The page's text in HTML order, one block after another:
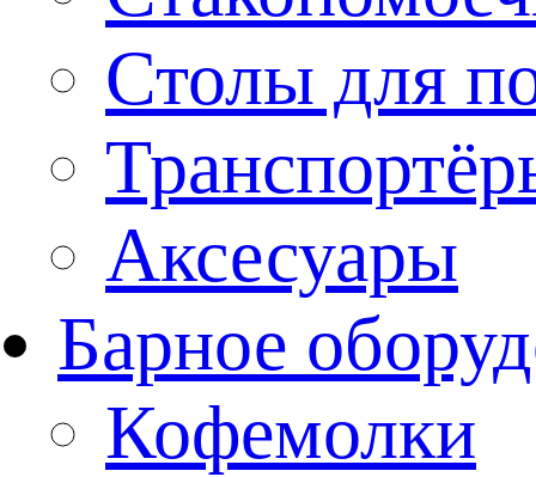
Столы для
Аксесуары
Барное
Кофемолки